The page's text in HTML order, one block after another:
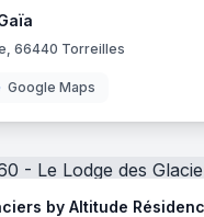
66440 Torreilles
Google Maps
by Altitude